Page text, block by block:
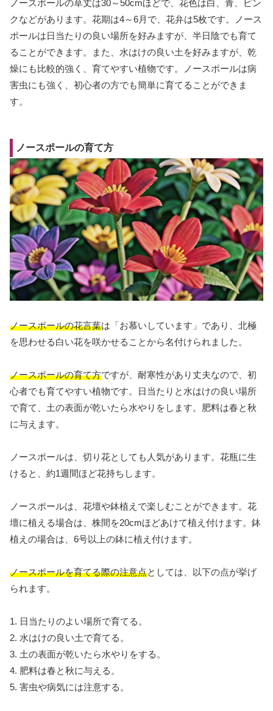
ノースポールの草丈は30～50cmほどで、花色は白、青、ピン
クなどがあります。花期は4～6月で、花弁は5枚です。ノース
ポールは日当たりの良い場所を好みますが、半日陰でも育て
ることができます。また、水はけの良い土を好みますが、乾
燥にも比較的強く、育てやすい植物です。ノースポールは病
害虫にも強く、初心者の方でも簡単に育てることができま
す。
ノースポールの育て方
ノースポールの花言葉は「お慕いしています」であり、北極
を思わせる白い花を咲かせることから名付けられました。
ノースポールの育て方ですが、耐寒性があり丈夫なので、初
心者でも育てやすい植物です。日当たりと水はけの良い場所
で育て、土の表面が乾いたら水やりをします。肥料は春と秋
に与えます。
ノースポールは、切り花としても人気があります。花瓶に生
けると、約1週間ほど花持ちします。
ノースポールは、花壇や鉢植えで楽しむことができます。花
壇に植える場合は、株間を20cmほどあけて植え付けます。鉢
植えの場合は、6号以上の鉢に植え付けます。
ノースポールを育てる際の注意点としては、以下の点が挙げ
られます。
1. 日当たりのよい場所で育てる。
2. 水はけの良い土で育てる。
3. 土の表面が乾いたら水やりをする。
4. 肥料は春と秋に与える。
5. 害虫や病気には注意する。